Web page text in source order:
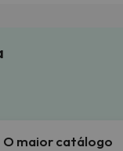
O maior catálogo